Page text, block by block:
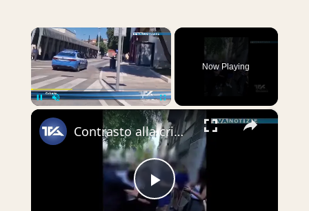
×
Fullscreen
Now Playing
×
Play
Contrasto alla criminalità giovanile. Vasta operazione della Polizia di Stato in diverse province de